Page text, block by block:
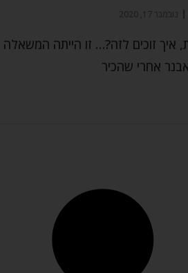
נובמבר 17, 2020
איך זוכים לזה?… זו הייתה המשאלה
אחרי שהכיר